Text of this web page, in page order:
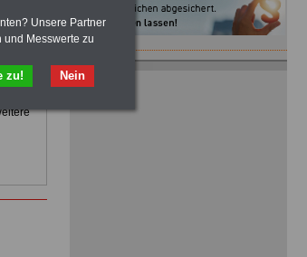
auch
Unsere Partner
Messwerte zu
Nein
zu!